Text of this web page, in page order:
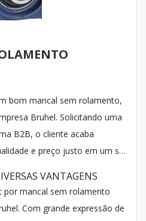
bom mancal sem rolamento,
Bruhel. Solicitando uma
B2B, o cliente acaba
e preço justo em um só
VANTAGENS
por mancal sem rolamento
Com grande expressão de